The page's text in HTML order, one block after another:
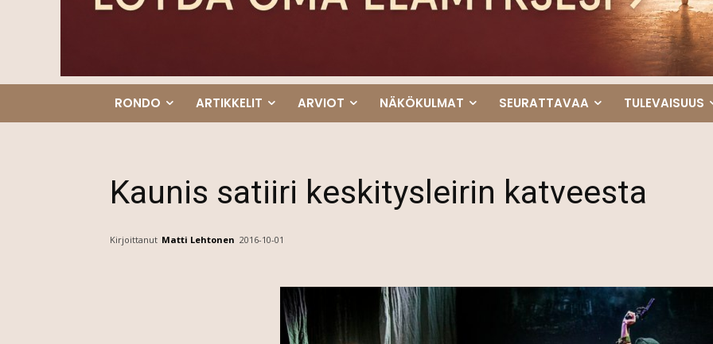
RONDO ARTIKKELIT ARVIOT NÄKÖKULMAT SEURATTAVAA TULEVAISUUS
Kaunis satiiri keskitysleirin katveesta
Kirjoittanut Matti Lehtonen 2016-10-01